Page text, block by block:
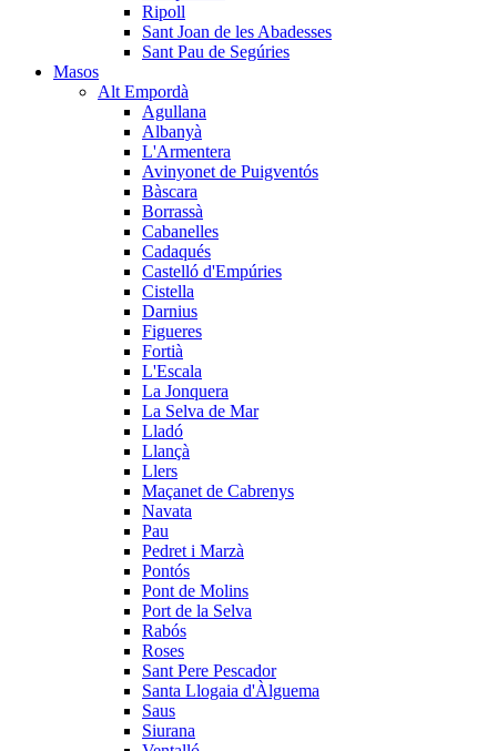
Ripoll
Sant Joan de les Abadesses
Sant Pau de Segúries
Masos
Alt Empordà
Agullana
Albanyà
L'Armentera
Avinyonet de Puigventós
Bàscara
Borrassà
Cabanelles
Cadaqués
Castelló d'Empúries
Cistella
Darnius
Figueres
Fortià
L'Escala
La Jonquera
La Selva de Mar
Lladó
Llançà
Llers
Maçanet de Cabrenys
Navata
Pau
Pedret i Marzà
Pontós
Pont de Molins
Port de la Selva
Rabós
Roses
Sant Pere Pescador
Santa Llogaia d'Àlguema
Saus
Siurana